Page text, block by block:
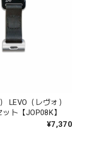
LEVO（レヴォ）
ト【JOP08K】
¥7,370